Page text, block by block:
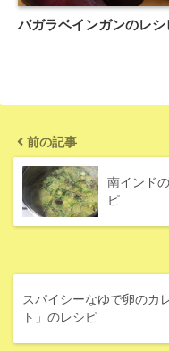
バガラベインガンのレシ
前の記事
南インド
ピ
スパイシーなゆで卵のカ
ト」のレシピ